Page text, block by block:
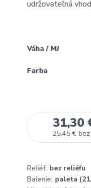
udržovateľná
Váha / MJ
Farba
31,30
25,45 €
Reliéf: bez reliéfu
Balenie: paleta